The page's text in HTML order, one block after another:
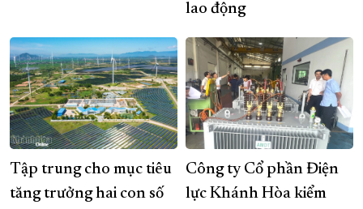
lao động
Tập trung cho mục tiêu
tăng trưởng hai con số
Công ty Cổ phần Điện
lực Khánh Hòa kiểm